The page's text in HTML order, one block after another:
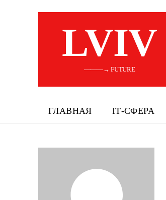
LVIV
———→ FUTURE
ГЛАВНАЯ ІТ-СФЕРА